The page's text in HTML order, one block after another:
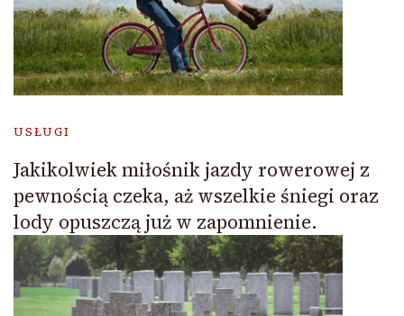
USŁUGI
Jakikolwiek miłośnik jazdy rowerowej z
pewnością czeka, aż wszelkie śniegi oraz
lody opuszczą już w zapomnienie.